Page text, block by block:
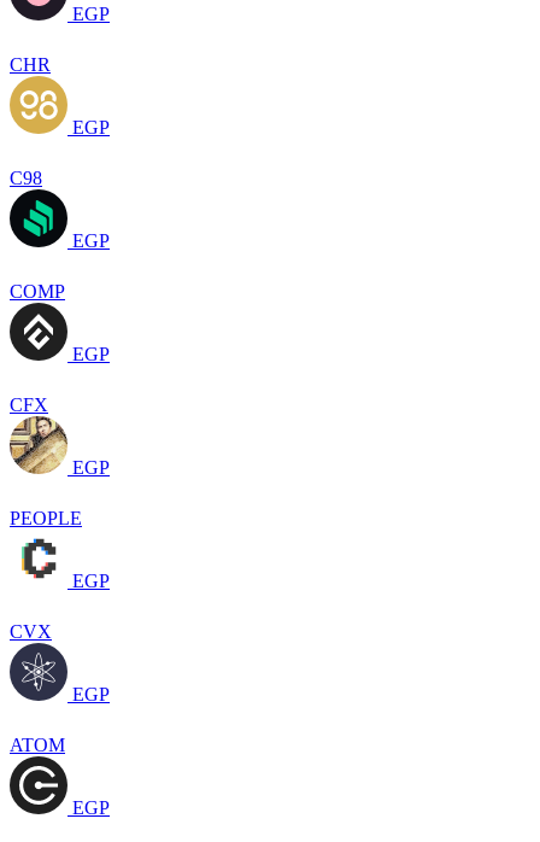
EGP
CHR
EGP
C98
EGP
COMP
EGP
CFX
EGP
PEOPLE
EGP
CVX
EGP
ATOM
EGP